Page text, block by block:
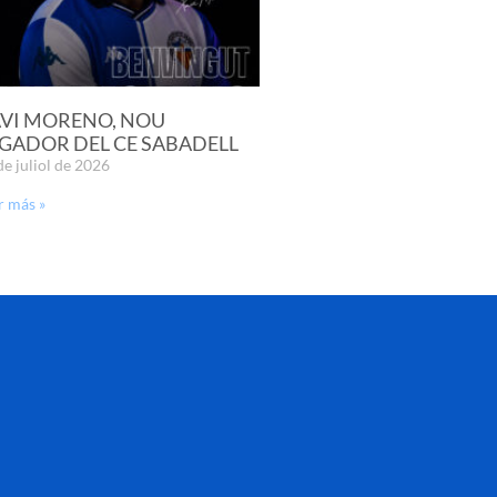
MORENO, NOU
DEL CE SABADELL
juliol de 2026
más »